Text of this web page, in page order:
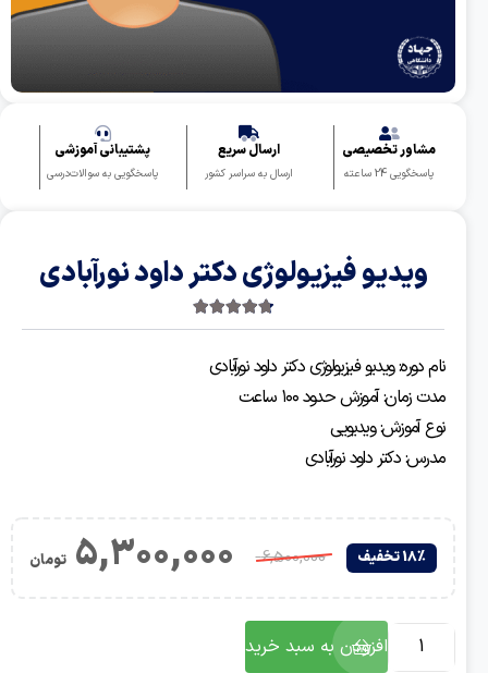
تخصیصی ارسال سریع
ارسال به سراسر کشور
پشتیبانی آموزشی
پاسخگویی به سوالات‌درسی
ویدیو فیزیولوژی دکتر داود نورآبادی
4.80 3 رای
دوره: ویدیو فیزیولوژی دکتر داود نورآبادی
آموزش حدود ۱۰۰ ساعت
آموزش: ویدیویی
دکتر داود نورآبادی
6,500,000
5,300,000 تومان
افزودن به سبد خرید